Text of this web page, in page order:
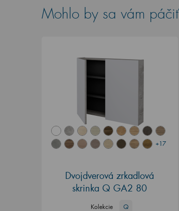
Mohlo by sa vám páčiť
+17
Dvojdverová zrkadlová
skrinka Q GA2 80
Kolekcie Q